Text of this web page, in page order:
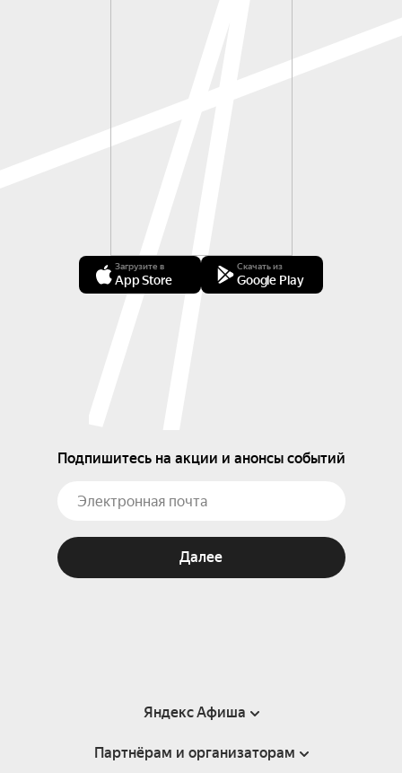
Загрузите в
App Store
Скачать из
Google Play
Подпишитесь на акции и анонсы событий
Далее
Яндекс Афиша
Справка
Партнёрам и организаторам